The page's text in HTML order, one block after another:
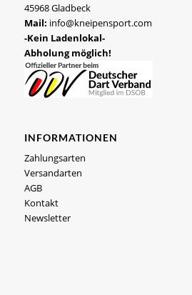
45968 Gladbeck
Mail: info@kneipensport.com
-Kein Ladenlokal-
Abholung möglich!
INFORMATIONEN
Zahlungsarten
Versandarten
AGB
Kontakt
Newsletter